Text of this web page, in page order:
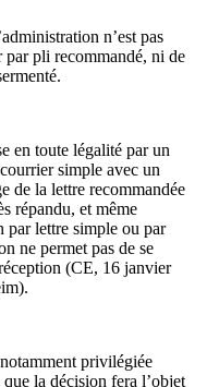
n’est pas
par pli recommandé, ni de
en toute légalité par un
simple avec un
de la lettre recommandée
répandu, et même
par lettre simple ou par
ne permet pas de se
(CE, 16 janvier
privilégiée
la décision fera l’objet